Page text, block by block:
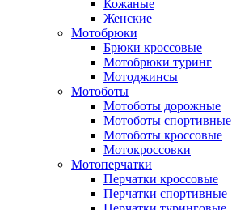
Кожаные
Женские
Мотобрюки
Брюки кроссовые
Мотобрюки туринг
Мотоджинсы
Мотоботы
Мотоботы дорожные
Мотоботы спортивные
Мотоботы кроссовые
Мотокроссовки
Мотоперчатки
Перчатки кроссовые
Перчатки спортивные